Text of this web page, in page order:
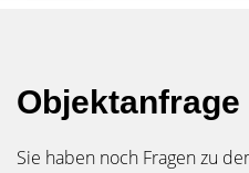
Objektanfrage
Sie haben noch Fragen zu